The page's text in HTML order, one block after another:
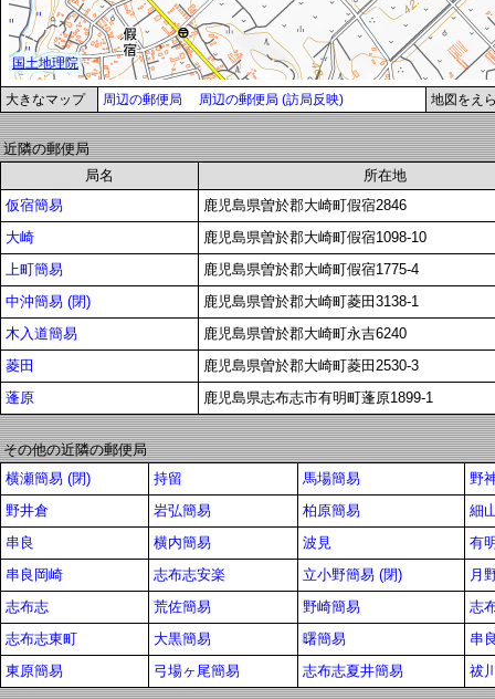
大きなマップ 周辺の郵便局 周辺の郵便局 (訪局反映) 地図をえ
近隣の郵便局
局名
所在地
仮宿簡易
鹿児島県曽於郡大崎町假宿2846
大崎
鹿児島県曽於郡大崎町假宿1098-10
上町簡易
鹿児島県曽於郡大崎町假宿1775-4
中沖簡易 (閉)
鹿児島県曽於郡大崎町菱田3138-1
木入道簡易
鹿児島県曽於郡大崎町永吉6240
菱田
鹿児島県曽於郡大崎町菱田2530-3
蓬原
鹿児島県志布志市有明町蓬原1899-1
その他の近隣の郵便局
横瀬簡易 (閉)
持留 馬場簡易
野
野井倉
岩弘簡易 柏原簡易
細
串良
横内簡易 波見
有
串良岡崎
志布志安楽 立小野簡易 (閉)
月
志布志
荒佐簡易 野崎簡易
志
志布志東町
大黒簡易 曙簡易
串
東原簡易
弓場ヶ尾簡易 志布志夏井簡易 祓